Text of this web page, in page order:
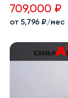
709,000 ₽
от 5,796 ₽/мес